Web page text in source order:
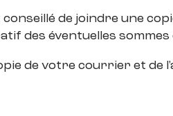
de joindre une
des éventuelles sommes
de votre courrier et de